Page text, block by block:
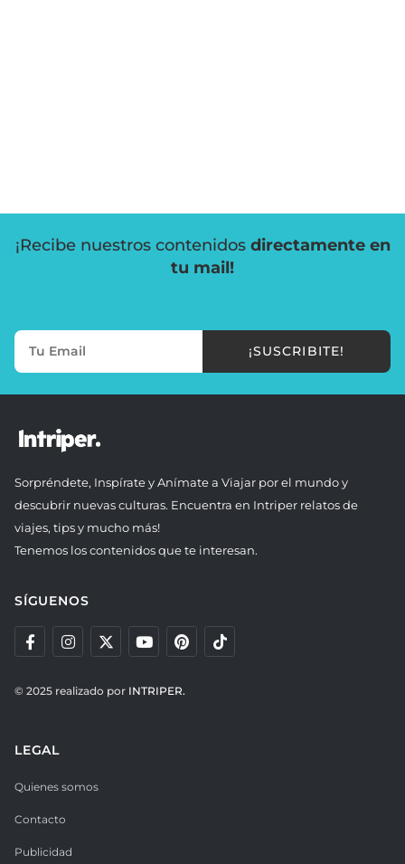
¡Recibe nuestros contenidos directamente en
tu mail!
¡SUSCRIBITE!
Sorpréndete, Inspírate y Anímate a Viajar por el mundo y
descubrir nuevas culturas. Encuentra en Intriper relatos de
viajes, tips y mucho más!
Tenemos los contenidos que te interesan.
SÍGUENOS
© 2025 realizado por INTRIPER.
LEGAL
Quienes somos
Contacto
Publicidad